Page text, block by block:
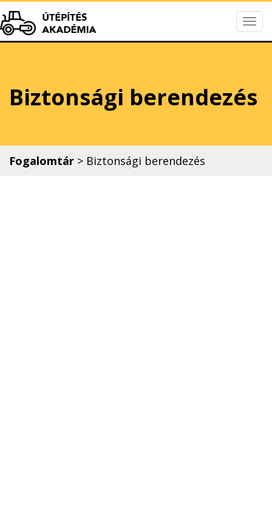
Útépítés
Biztonsági berendezés
Fogalomtár > Biztonsági berendezés